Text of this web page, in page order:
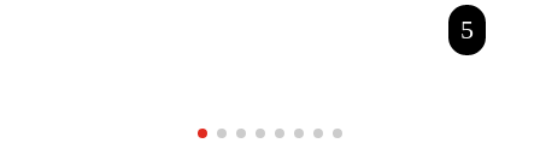
5